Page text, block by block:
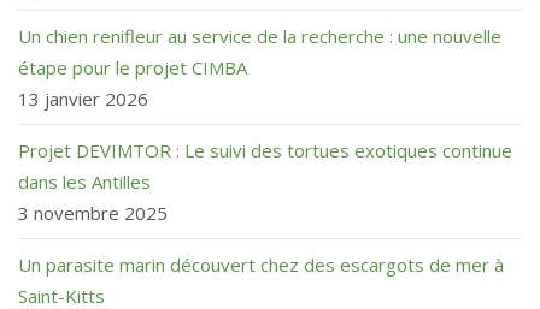
Un chien renifleur au service de la recherche : une nouvelle
étape pour le projet CIMBA
13 janvier 2026
Projet DEVIMTOR : Le suivi des tortues exotiques continue
dans les Antilles
3 novembre 2025
Un parasite marin découvert chez des escargots de mer à
Saint-Kitts